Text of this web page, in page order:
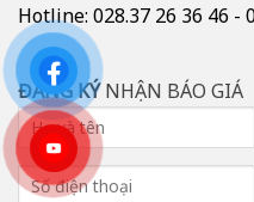
Hotline: 028.37 26 36 46 -
ĐĂNG KÝNHẬN BÁO GIÁ